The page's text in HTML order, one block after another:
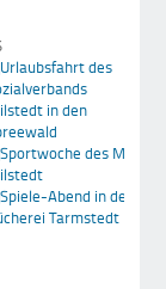
Urlaubsfahrt des
in den
Sportwoche des MTV
Spiele-Abend in der
Tarmstedt